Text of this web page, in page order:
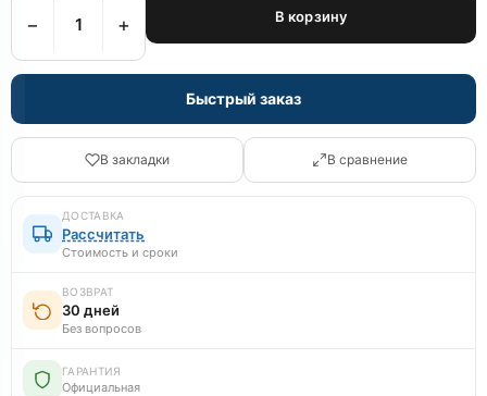
− + В корзину
Быстрый заказ
В закладки В сравнение
ДОСТАВКА
Рассчитать
Стоимость и сроки
ВОЗВРАТ
30 дней
Без вопросов
ГАРАНТИЯ
Официальная